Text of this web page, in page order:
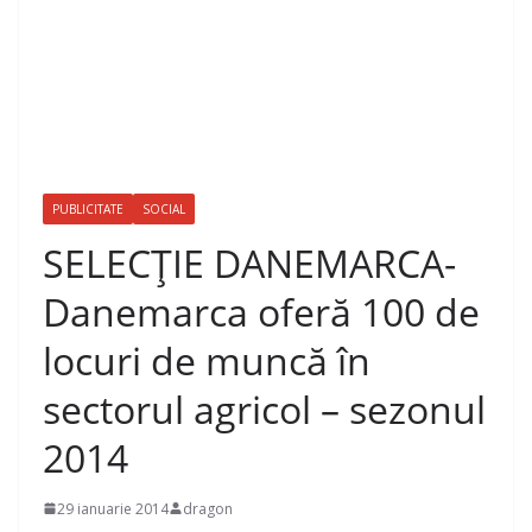
PUBLICITATE SOCIAL
SELECŢIE DANEMARCA-
Danemarca oferă 100 de
locuri de muncă în
sectorul agricol – sezonul
2014
29 ianuarie 2014 dragon